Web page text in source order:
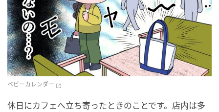
ベビーカレンダー
休日にカフェへ立ち寄ったときのことです。店内は多